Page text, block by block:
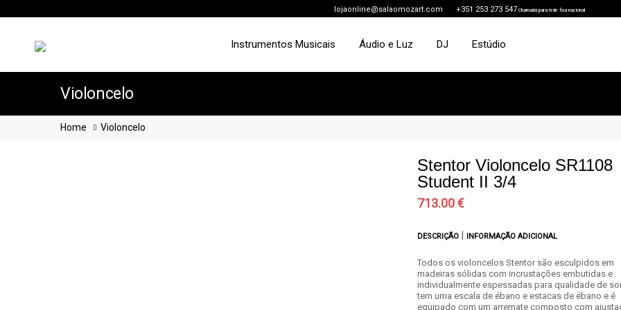
lojaonline@salaomozart.com +351 253 273 547 Chamada para rede fixa nacional
Instrumentos Musicais Áudio e Luz DJ Estúdio
Violoncelo
Home Violoncelo
Stentor Violoncelo SR1108
Student II 3/4
713.00 €
DESCRIÇÃO | INFORMAÇÃO ADICIONAL
Todos os violoncelos Stentor são esculpidos em
madeiras sólidas com incrustações embutidas e
individualmente espessadas para qualidade de
tem uma escala de ébano e estacas de ébano e é
equipado com um arremate composto com